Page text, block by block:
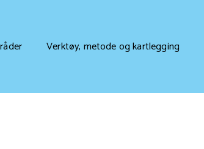
Verktøy, metode og kartlegging